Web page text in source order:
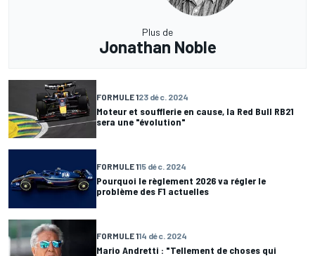
Plus de
Jonathan Noble
FORMULE 123 déc. 2024
Moteur et soufflerie en cause, la Red Bull RB21
sera une "évolution"
FORMULE 115 déc. 2024
Pourquoi le règlement 2026 va régler le
problème des F1 actuelles
FORMULE 114 déc. 2024
Mario Andretti : "Tellement de choses qui